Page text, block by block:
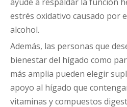
estrés oxidativo causado por
alcohol.
Además, las personas que
bienestar del hígado como
más amplia pueden elegir
apoyo al hígado que
vitaminas y compuestos